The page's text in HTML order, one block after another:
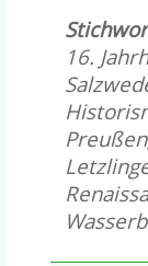
16.
Preußen